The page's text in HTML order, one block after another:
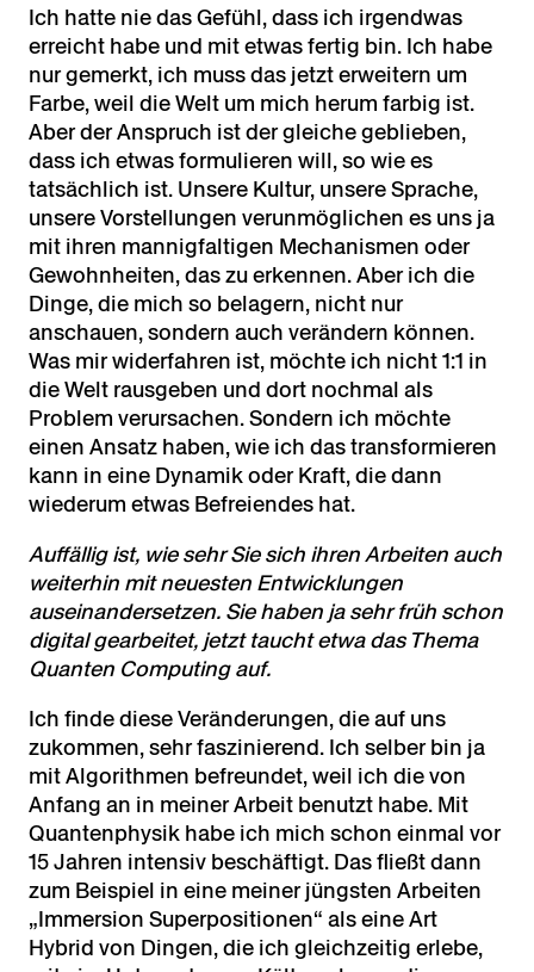
Ich hatte nie das Gefühl, dass ich irgendwas
erreicht habe und mit etwas fertig bin. Ich habe
nur gemerkt, ich muss das jetzt erweitern um
Farbe, weil die Welt um mich herum farbig ist.
Aber der Anspruch ist der gleiche geblieben,
dass ich etwas formulieren will, so wie es
tatsächlich ist. Unsere Kultur, unsere Sprache,
unsere Vorstellungen verunmöglichen es uns ja
mit ihren mannigfaltigen Mechanismen oder
Gewohnheiten, das zu erkennen. Aber ich die
Dinge, die mich so belagern, nicht nur
anschauen, sondern auch verändern können.
Was mir widerfahren ist, möchte ich nicht 1:1 in
die Welt rausgeben und dort nochmal als
Problem verursachen. Sondern ich möchte
einen Ansatz haben, wie ich das transformieren
kann in eine Dynamik oder Kraft, die dann
wiederum etwas Befreiendes hat.
Auffällig ist, wie sehr Sie sich ihren Arbeiten auch
weiterhin mit neuesten Entwicklungen
auseinandersetzen. Sie haben ja sehr früh schon
digital gearbeitet, jetzt taucht etwa das Thema
Quanten Computing auf.
Ich finde diese Veränderungen, die auf uns
zukommen, sehr faszinierend. Ich selber bin ja
mit Algorithmen befreundet, weil ich die von
Anfang an in meiner Arbeit benutzt habe. Mit
Quantenphysik habe ich mich schon einmal vor
15 Jahren intensiv beschäftigt. Das fließt dann
zum Beispiel in eine meiner jüngsten Arbeiten
„Immersion Superpositionen“ als eine Art
Hybrid von Dingen, die ich gleichzeitig erlebe,